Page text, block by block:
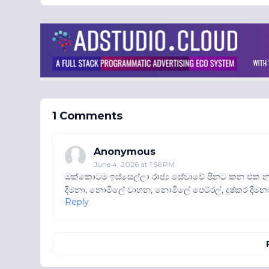
1 Comments
Anonymous
June 4, 2026 at 1:56 PM
ඔක්කොටම ඉස්සෙල්ලා රාජ්‍ය සේවාවේ පිනට කන
දීමනා, නොමිලේ වාහන, නොමිලේ පෙට්රල්, දුෂ්කර
Reply